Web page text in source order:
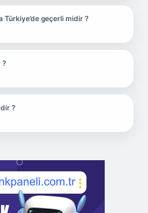
Türkiye’de geçerli midir ?
?
?